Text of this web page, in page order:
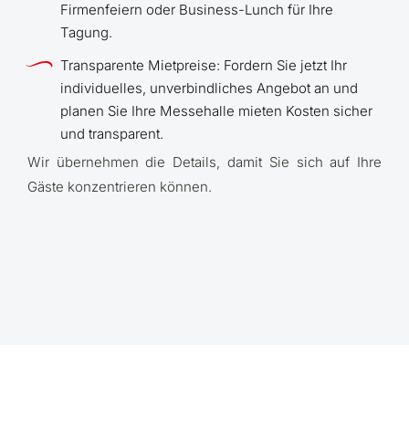
Firmenfeiern oder Business-Lunch für Ihre
Tagung.
Transparente Mietpreise: Fordern Sie jetzt Ihr
individuelles, unverbindliches Angebot an und
planen Sie Ihre Messehalle mieten Kosten sicher
und transparent.
Wir übernehmen die Details, damit Sie sich auf Ihre
Gäste konzentrieren können.
Bankett: 1.200
Empfang: 2.000
DOWNLOAD HALLENPLAN